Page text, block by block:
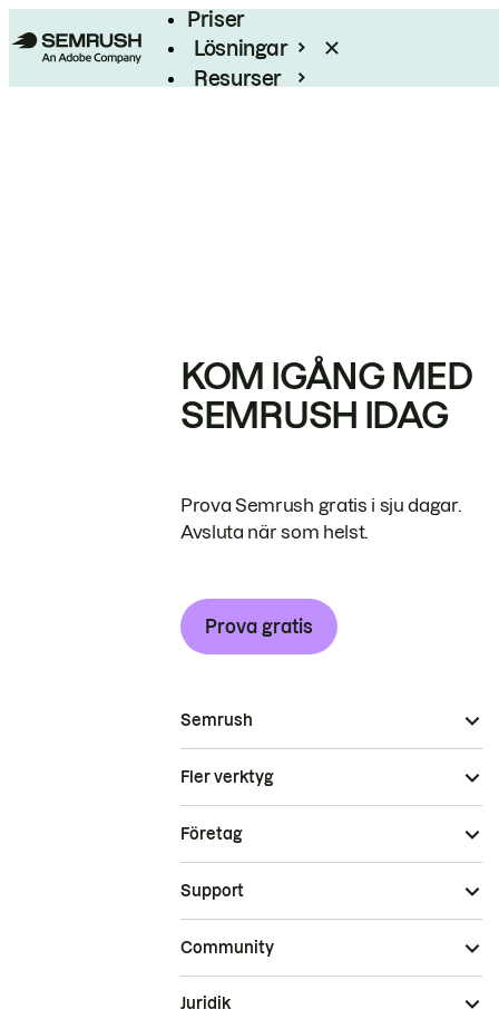
Priser
Lösningar
Resurser
KOM IGÅNG MED
SEMRUSH IDAG
Prova Semrush gratis i sju dagar.
Avsluta när som helst.
Prova gratis
Semrush
Fler verktyg
Företag
Support
Community
Juridik